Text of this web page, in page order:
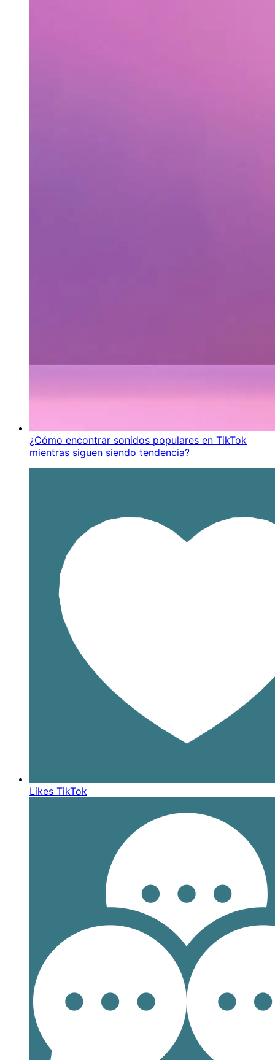
¿Cómo encontrar sonidos populares en TikTok
mientras siguen siendo tendencia?
Likes TikTok